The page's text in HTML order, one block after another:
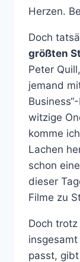
Herzen.
Doch
größten
Peter
jemand
witzige
komme
Lachen
schon
dieser
Filme zu
Doch
passt,